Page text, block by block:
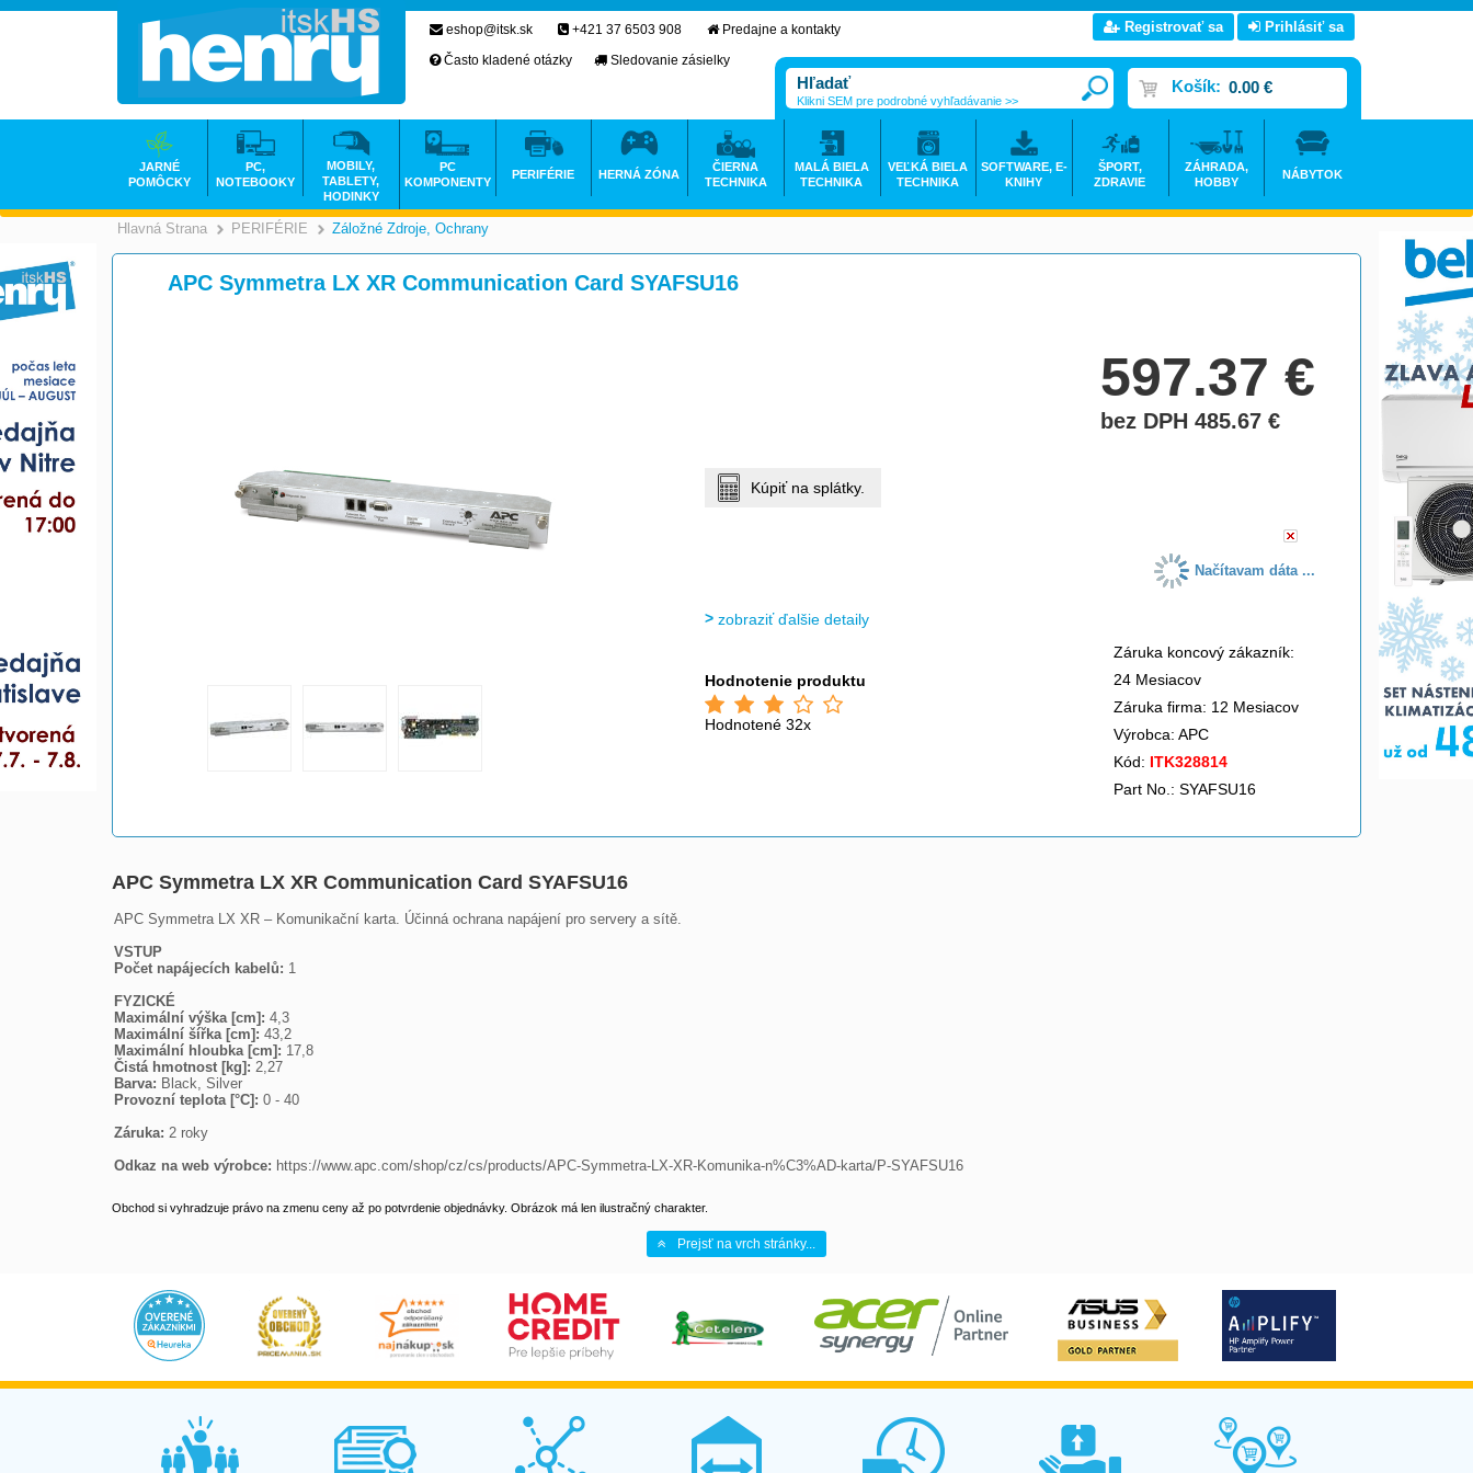
Hlavná Strana >
PERIFÉRIE >
Záložné Zdroje, Ochrany
APC Symmetra LX XR Communication Card SYAFSU16
597.37€
bez DPH 485.67€
Kúpiť na splátky.
Načítavam dáta ...
zobraziť ďalšie detaily
Hodnotenie produktu
Hodnotené 32x
Záruka koncový zákazník:
24 Mesiacov
Záruka firma: 12 Mesiacov
Výrobca: APC
Kód: ITK328814
Part No.: SYAFSU16
APC Symmetra LX XR Communication Card SYAFSU16
APC Symmetra LX XR – Komunikační karta. Účinná ochrana napájení pro servery a sítě.
VSTUP
Počet napájecích kabelů: 1
FYZICKÉ
Maximální výška [cm]:
Maximální šířka [cm]:
Maximální hloubka [cm]:
Čistá hmotnost [kg]:
Barva:
Provozní teplota [°C]: 0 - 40
Záruka: 2 roky
Odkaz na web výrobce: https://www.apc.com/shop/cz/cs/products/APC-Symmetra-LX-XR-Komunika-n%C3%AD-karta/P-SYAFSU16
Obchod si vyhradzuje právo na zmenu ceny až po potvrdenie objednávky. Obrázok má len ilustračný charakter.
Prejsť na vrch stránky...
eshop@itsk.sk +421 37 6503 908
Predajne a kontakty
Často kladené otázky
Sledovanie zásielky
Registrovať sa Prihlásiť sa
Košík: 0.00 €
Klikni SEM pre podrobné vyhľadávanie >>
JARNÉ
POMÔCKY
PC,
NOTEBOOKY
MOBILY,
TABLETY,
HODINKY
PC
KOMPONENTY
PERIFÉRIE HERNÁ ZÓNA
ČIERNA
TECHNIKA
MALÁ BIELA
TECHNIKA
VEĽKÁ BIELA
TECHNIKA
SOFTWARE, E-
KNIHY
ŠPORT,
ZDRAVIE
ZÁHRADA,
HOBBY
NÁBYTOK